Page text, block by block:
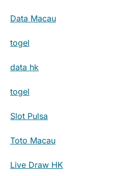
Data Macau
togel
data hk
togel
Slot Pulsa
Toto Macau
Live Draw HK